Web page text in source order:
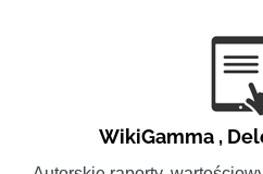
WikiGamma ,